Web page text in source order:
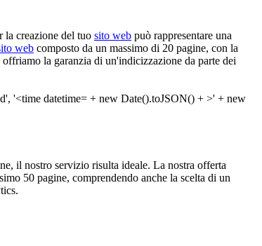
la creazione del tuo sito web può rappresentare una
web composto da un massimo di 20 pagine, con la
la garanzia di un'indicizzazione da parte dei
il nostro servizio risulta ideale. La nostra offerta
50 pagine, comprendendo anche la scelta di un